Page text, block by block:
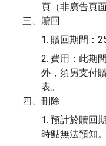
頁（非廣告頁
三、贖回
1. 贖回期間：
2. 費用：此期
外，須另支付
表。
四、刪除
1. 預計於贖回
時點無法預知。